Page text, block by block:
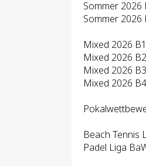
Sommer 2026
Sommer 2026
Mixed 2026 B1
Mixed 2026 B2
Mixed 2026 B3
Mixed 2026 B4
Beach Tennis
Padel Liga